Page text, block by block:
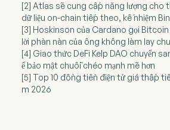
[2] Atlas sẽ cung cấp năng lượng cho
dữ liệu on-chain tiếp theo, kế nhiệm
[3] Hoskinson của Cardano gọi
lời phàn nàn của ông không làm lay
[4] Giao thức DeFi Kelp DAO chuyển
ể bảo mật chuỗi chéo mạnh mẽ hơn
[5] Top 10 đồng tiền điện tử giá thấp
m 2026